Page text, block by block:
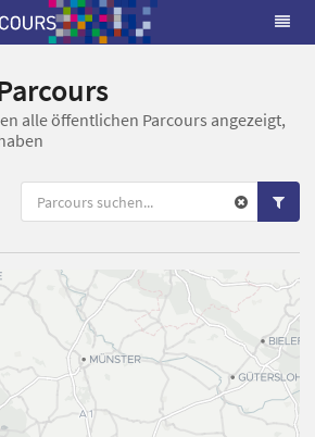
alle öffentlichen Parcours angezeigt,